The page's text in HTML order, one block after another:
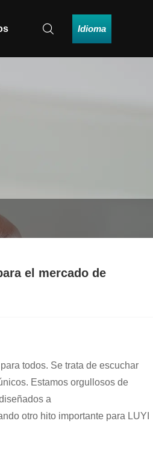
Idioma
el mercado de
todos. Se trata de escuchar
Estamos orgullosos de
a
otro hito importante para LUYI